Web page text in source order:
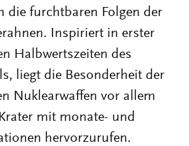
die furchtbaren Folgen der
Inspiriert in erster
Halbwertszeiten des
liegt die Besonderheit der
Nuklearwaffen vor allem
mit monate- und
hervorzurufen.